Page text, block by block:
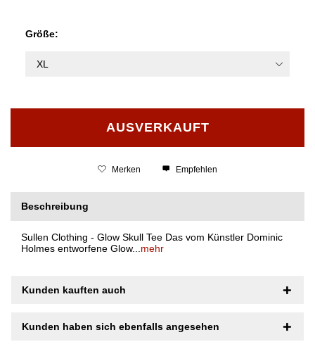
Größe:
AUSVERKAUFT
Merken Empfehlen
Beschreibung
Sullen Clothing - Glow Skull Tee Das vom Künstler Dominic
Holmes entworfene Glow... mehr
Kunden kauften auch
Kunden haben sich ebenfalls angesehen